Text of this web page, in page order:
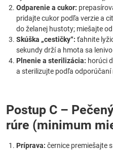
Odparenie a cukor:
pridajte cukor podľa verzie a
do želanej hustoty; miešajte
Skúška „cestičky“: ťahnite
sekundy drží a hmota sa
Plnenie a sterilizácia: horúci
a sterilizujte podľa odporúčaní
Postup C –
rúre (minimum
Príprava: černice premiešajte